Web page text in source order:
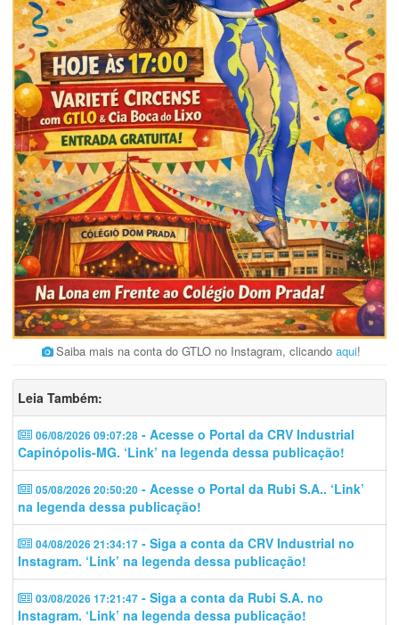
Saiba mais na conta do GTLO no Instagram, clicando aqui!
Leia Também:
06/08/2026 09:07:28 - Acesse o Portal da CRV Industrial
Capinópolis-MG. ‘Link’ na legenda dessa publicação!
05/08/2026 20:50:20 - Acesse o Portal da Rubi S.A.. ‘Link’
na legenda dessa publicação!
04/08/2026 21:34:17 - Siga a conta da CRV Industrial no
Instagram. ‘Link’ na legenda dessa publicação!
03/08/2026 17:21:47 - Siga a conta da Rubi S.A. no
Instagram. ‘Link’ na legenda dessa publicação!